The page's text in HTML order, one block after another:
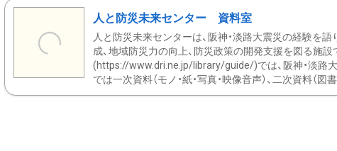
人と防災未来センター 資料室
人と防災未来センターは、阪神・淡路大震災の経験を
成、地域防災力の向上、防災政策の開発支援を図る施
(https://www.dri.ne.jp/library/guide/)では、阪神・淡路
では一次資料（モノ・紙・写真・映像音声）、二次資料（図書